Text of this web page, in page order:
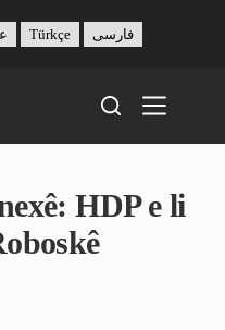
Türkçe فارسی
HDP e li